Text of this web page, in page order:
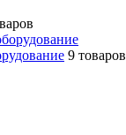
9 товаров